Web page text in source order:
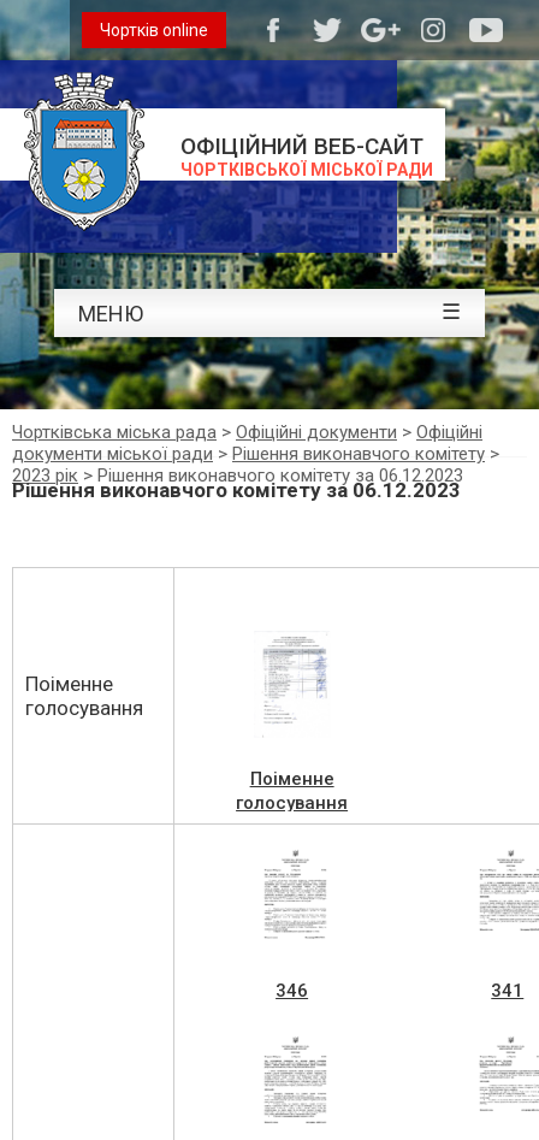
ОФІЦІЙНИЙ ВЕБ-САЙТ
ЧОРТКІВСЬКОЇ МІСЬКОЇ РАДИ
Чортків online
МЕНЮ ☰
Чортківська міська рада > Офіційні документи > Офіційні
документи міської ради > Рішення виконавчого комітету >
2023 рік > Рішення виконавчого комітету за 06.12.2023
Рішення виконавчого комітету за 06.12.2023
Поіменне
голосування
Поіменне
голосування
вк№22 06.12.2023
346 341